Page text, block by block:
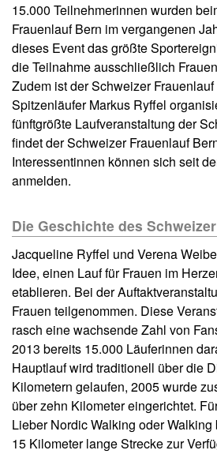
15.000 Teilnehmerinnen wurden
Frauenlauf Bern im vergangenen
dieses Event das größte
die Teilnahme ausschließlich
Zudem ist der Schweizer
Spitzenläufer Markus Ryffel
fünftgrößte Laufveranstaltung der
findet der Schweizer Frauenlauf
Interessentinnen können sich seit
anmelden.
Die Geschichte des
Jacqueline Ryffel und Verena
Idee, einen Lauf für Frauen im
etablieren. Bei der
Frauen teilgenommen. Diese
rasch eine wachsende Zahl von
2013 bereits 15.000 Läuferinnen
Hauptlauf wird traditionell über die
Kilometern gelaufen, 2005 wurde
über zehn Kilometer eingerichtet.
Lieber Nordic Walking oder
15 Kilometer lange Strecke zur